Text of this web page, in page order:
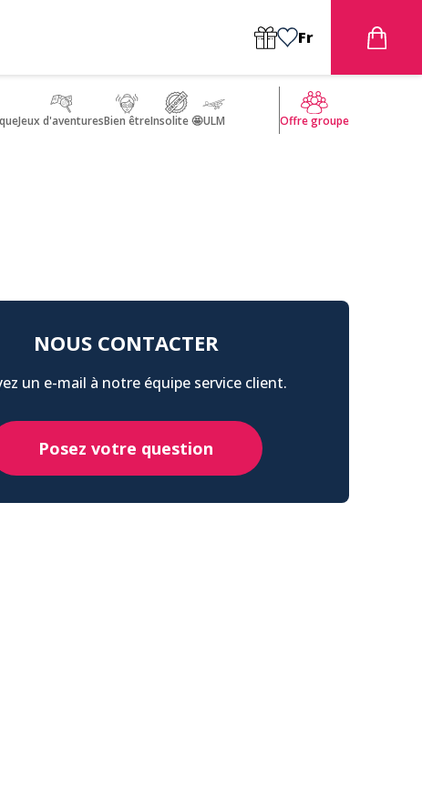
Fr
Jeux d'aventuresBien êtreInsolite 🤩ULM Offre groupe
NOUS CONTACTER
un e-mail à notre équipe service client.
Posez votre question